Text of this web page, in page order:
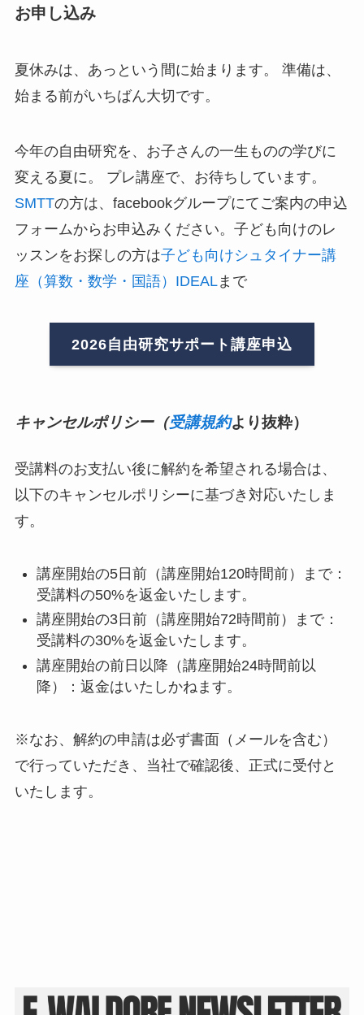
お申し込み
夏休みは、あっという間に始まります。 準備は、
始まる前がいちばん大切です。
今年の自由研究を、お子さんの一生ものの学びに
変える夏に。 プレ講座で、お待ちしています。
SMTTの方は、facebookグループにてご案内の申込
フォームからお申込みください。子ども向けのレ
ッスンをお探しの方は子ども向けシュタイナー講
座（算数・数学・国語）IDEALまで
2026自由研究サポート講座申込
キャンセルポリシー（受講規約より抜粋）
受講料のお支払い後に解約を希望される場合は、
以下のキャンセルポリシーに基づき対応いたしま
す。
講座開始の5日前（講座開始120時間前）まで：
受講料の50%を返金いたします。
講座開始の3日前（講座開始72時間前）まで：
受講料の30%を返金いたします。
講座開始の前日以降（講座開始24時間前以
降）：返金はいたしかねます。
※なお、解約の申請は必ず書面（メールを含む）
で行っていただき、当社で確認後、正式に受付と
いたします。